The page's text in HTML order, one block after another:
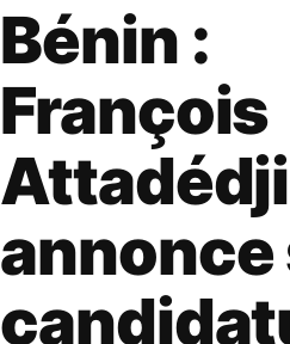
Bénin :
François
Attadédji
annonce